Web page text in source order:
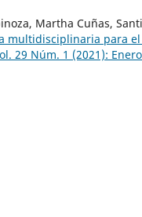
Martha Cuñas,
multidisciplinaria para
29 Núm. 1 (2021):